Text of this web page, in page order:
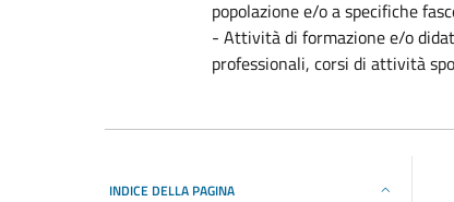
popolazione e/o a specifiche
- Attività di formazione e/o
professionali, corsi di attività
INDICE DELLA PAGINA